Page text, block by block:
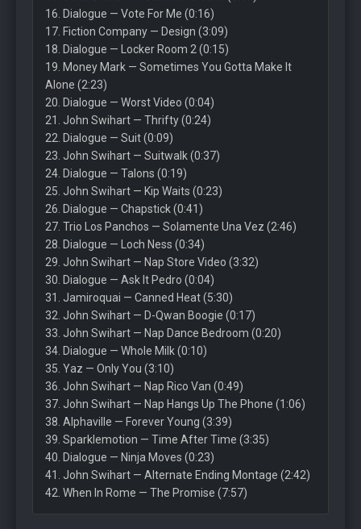
16. Dialogue — Vote For Me (0:16)
17. Fiction Company — Design (3:09)
18. Dialogue — Locker Room 2 (0:15)
19. Money Mark — Sometimes You Gotta Make It
Alone (2:23)
20. Dialogue — Worst Video (0:04)
21. John Swihart — Thrifty (0:24)
22. Dialogue — Suit (0:09)
23. John Swihart — Suitwalk (0:37)
24. Dialogue — Talons (0:19)
25. John Swihart — Kip Waits (0:23)
26. Dialogue — Chapstick (0:41)
27. Trio Los Panchos — Solamente Una Vez (2:46)
28. Dialogue — Loch Ness (0:34)
29. John Swihart — Nap Store Video (3:32)
30. Dialogue — Ask It Pedro (0:04)
31. Jamiroquai — Canned Heat (5:30)
32. John Swihart — D-Qwan Boogie (0:17)
33. John Swihart — Nap Dance Bedroom (0:20)
34. Dialogue — Whole Milk (0:10)
35. Yaz — Only You (3:10)
36. John Swihart — Nap Rico Van (0:49)
37. John Swihart — Nap Hangs Up The Phone (1:06)
38. Alphaville — Forever Young (3:39)
39. Sparklemotion — Time After Time (3:35)
40. Dialogue — Ninja Moves (0:23)
41. John Swihart — Alternate Ending Montage (2:42)
42. When In Rome — The Promise (7:57)